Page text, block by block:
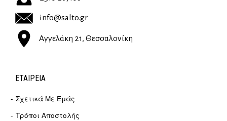
info@salto.gr
Αγγελάκη 21, Θεσσαλονίκη
ΕΤΑΙΡΕΊΑ
Σχετικά Με Εμάς
Τρόποι Αποστολής